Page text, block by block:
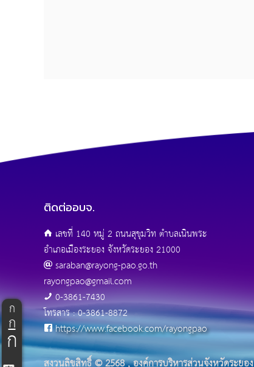
ติดต่ออบจ.
เลขที่ 140 หมู่ 2 ถนนสุขุมวิท ตำบลเนินพระ
อำเภอเมืองระยอง จังหวัดระยอง 21000
saraban@rayong-pao.go.th
rayongpao@gmail.com
0-3861-7430
โทรสาร : 0-3861-8872
https://www.facebook.com/rayongpao
ก
ก
ก